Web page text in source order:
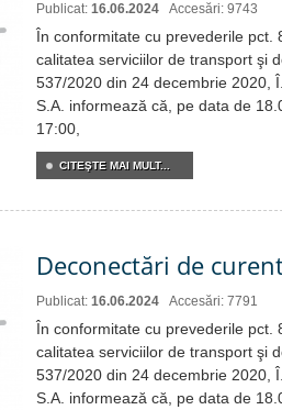
Publicat: 16.06.2024 Accesări: 9743
În conformitate cu prevederile pct.
calitatea serviciilor de transport şi
537/2020 din 24 decembrie 2020,
S.A. informează că, pe data de
17:00,
CITEŞTE MAI MULT...
Deconectări de
Publicat: 16.06.2024 Accesări: 7791
În conformitate cu prevederile pct.
calitatea serviciilor de transport şi
537/2020 din 24 decembrie 2020,
S.A. informează că, pe data de